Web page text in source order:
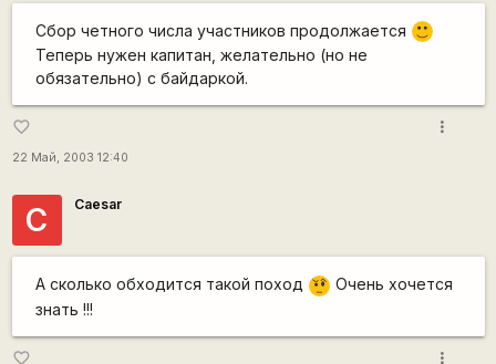
Сбор четного числа участников продолжается
:)
Теперь нужен капитан, желательно (но не
обязательно) с байдаркой.
favorite_border
22 Май, 2003 12:40
more_vert
C Caesar
А сколько обходится такой поход ??? Очень хочется
знать !!!
favorite_border more_vert